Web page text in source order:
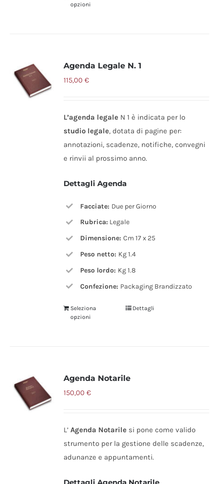
opzioni
Agenda Legale N. 1
115,00€
L’agenda legale N 1 è indicata per lo
studio legale, dotata di pagine per:
annotazioni, scadenze, notifiche, convegni
e rinvii al prossimo anno.
Dettagli Agenda
Facciate: Due per Giorno
Rubrica: Legale
Dimensione: Cm 17 x 25
Peso netto: Kg 1.4
Peso lordo: Kg 1.8
Confezione: Packaging Brandizzato
Seleziona
opzioni
Dettagli
Agenda Notarile
150,00€
L’Agenda Notarile si pone come valido
strumento per la gestione delle scadenze,
adunanze e appuntamenti.